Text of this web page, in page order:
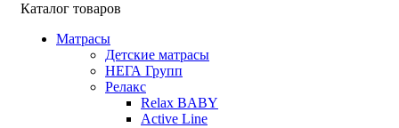
Каталог товаров
Матрасы
Детские матрасы
НЕГА Групп
Релакс
Relax BABY
Active Line